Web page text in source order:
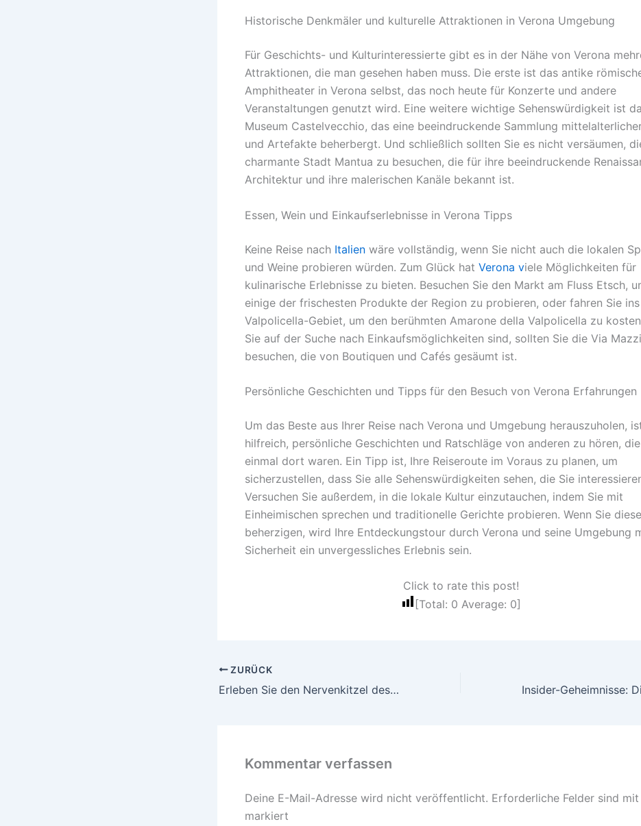
Historische Denkmäler und kulturelle Attraktionen in Verona Umgebung
Für Geschichts- und Kulturinteressierte gibt es in der Nähe von Verona
Attraktionen, die man gesehen haben muss. Die erste ist das antike
Amphitheater in Verona selbst, das noch heute für Konzerte und andere
Veranstaltungen genutzt wird. Eine weitere wichtige Sehenswürdigkeit ist
Museum Castelvecchio, das eine beeindruckende Sammlung
und Artefakte beherbergt. Und schließlich sollten Sie es nicht versäumen,
charmante Stadt Mantua zu besuchen, die für ihre beeindruckende
Architektur und ihre malerischen Kanäle bekannt ist.
Essen, Wein und Einkaufserlebnisse in Verona Tipps
Keine Reise nach Italien wäre vollständig, wenn Sie nicht auch die lokalen
und Weine probieren würden. Zum Glück hat Verona viele Möglichkeiten für
kulinarische Erlebnisse zu bieten. Besuchen Sie den Markt am Fluss Etsch,
einige der frischesten Produkte der Region zu probieren, oder fahren Sie ins
Valpolicella-Gebiet, um den berühmten Amarone della Valpolicella zu
Sie auf der Suche nach Einkaufsmöglichkeiten sind, sollten Sie die Via
besuchen, die von Boutiquen und Cafés gesäumt ist.
Persönliche Geschichten und Tipps für den Besuch von Verona Erfahrungen
Um das Beste aus Ihrer Reise nach Verona und Umgebung herauszuholen,
hilfreich, persönliche Geschichten und Ratschläge von anderen zu hören,
einmal dort waren. Ein Tipp ist, Ihre Reiseroute im Voraus zu planen, um
sicherzustellen, dass Sie alle Sehenswürdigkeiten sehen, die Sie
Versuchen Sie außerdem, in die lokale Kultur einzutauchen, indem Sie mit
Einheimischen sprechen und traditionelle Gerichte probieren. Wenn Sie
beherzigen, wird Ihre Entdeckungstour durch Verona und seine Umgebung
Sicherheit ein unvergessliches Erlebnis sein.
Click to rate this post!
[Total: 0 Average: 0]
ZURÜCK
Erleben Sie den Nervenkitzel des Kletterns mit der Bergsteigerdorf Pauschale – Kreuther Berghöhepunkte
Kommentar verfassen
Deine E-Mail-Adresse wird nicht veröffentlicht. Erforderliche Felder sind mit
markiert